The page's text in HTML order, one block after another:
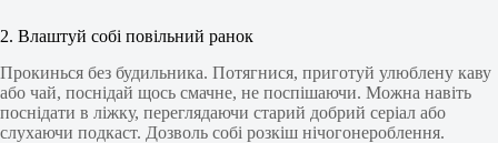
2. Влаштуй собі повільний ранок
Прокинься без будильника. Потягнися, приготуй улюблену каву
або чай, поснідай щось смачне, не поспішаючи. Можна навіть
поснідати в ліжку, переглядаючи старий добрий серіал або
слухаючи подкаст. Дозволь собі розкіш нічогонероблення.